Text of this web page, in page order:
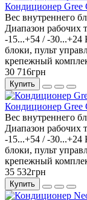
Кондиционер Gree
Вес внутреннего
Диапазон рабочих
-15...+54 / -30...+24
блоки, пульт
крепежный
30 716грн
Купить
Кондиционер
Вес внутреннего
Диапазон рабочих
-15...+54 / -30...+24
блоки, пульт
крепежный
35 532грн
Купить